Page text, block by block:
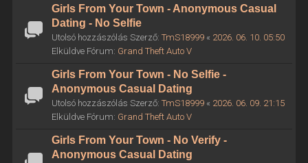
Girls From Your Town - Anonymous Casual
Dating - No Selfie
Utolsó hozzászólás Szerző: TmS18999« 2026. 06. 10. 05:50
Elküldve Fórum: Grand Theft Auto V
Girls From Your Town - No Selfie -
Anonymous Casual Dating
Utolsó hozzászólás Szerző: TmS18999« 2026. 06. 09. 21:15
Elküldve Fórum: Grand Theft Auto V
Girls From Your Town - No Verify -
Anonymous Casual Dating